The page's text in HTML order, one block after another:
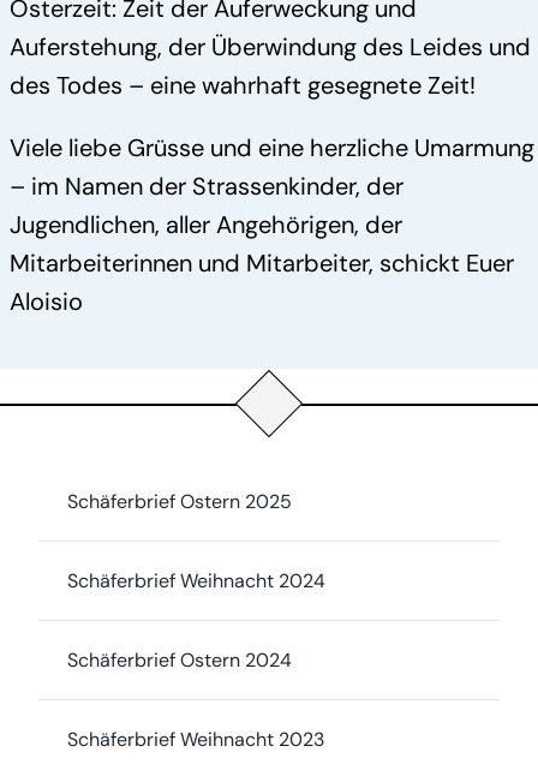
Osterzeit: Zeit der Auferweckung und
Auferstehung, der Überwindung des Leides und
des Todes – eine wahrhaft gesegnete Zeit!
Viele liebe Grüsse und eine herzliche Umarmung
– im Namen der Strassenkinder, der
Jugendlichen, aller Angehörigen, der
Mitarbeiterinnen und Mitarbeiter, schickt Euer
Aloisio
Schäferbrief Ostern 2025
Schäferbrief Weihnacht 2024
Schäferbrief Ostern 2024
Schäferbrief Weihnacht 2023